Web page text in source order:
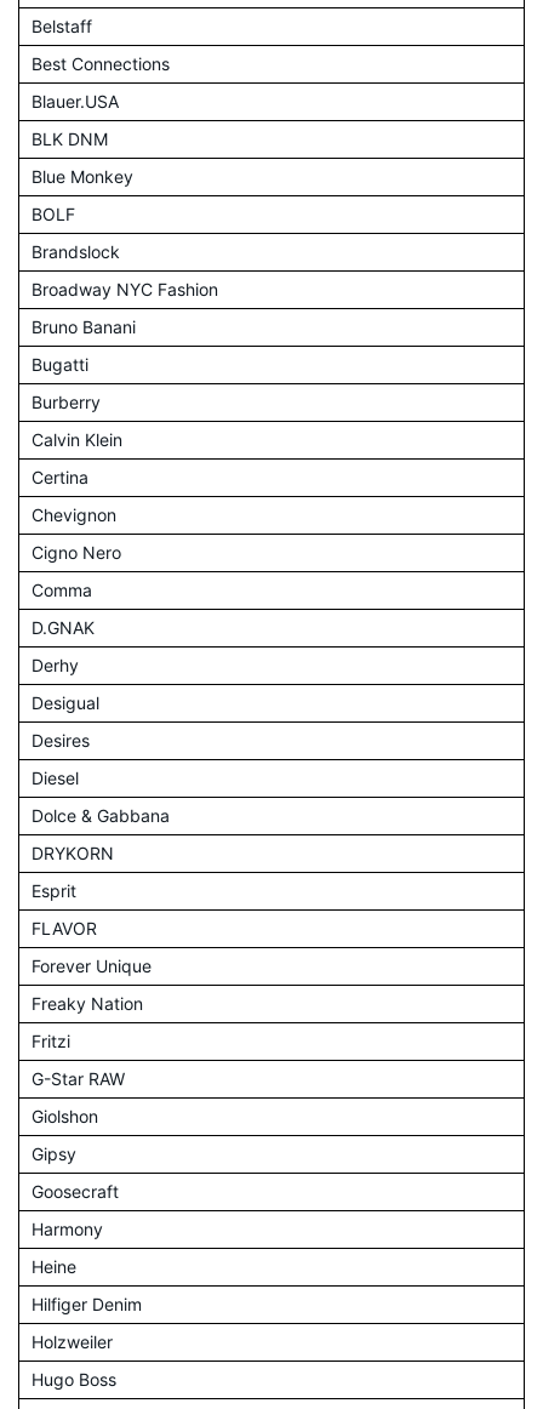
Belstaff
Best Connections
Blauer.USA
BLK DNM
Blue Monkey
BOLF
Brandslock
Broadway NYC Fashion
Bruno Banani
Bugatti
Burberry
Calvin Klein
Certina
Chevignon
Cigno Nero
Comma
D.GNAK
Derhy
Desigual
Desires
Diesel
Dolce & Gabbana
DRYKORN
Esprit
FLAVOR
Forever Unique
Freaky Nation
Fritzi
G-Star RAW
Giolshon
Gipsy
Goosecraft
Harmony
Heine
Hilfiger Denim
Holzweiler
Hugo Boss